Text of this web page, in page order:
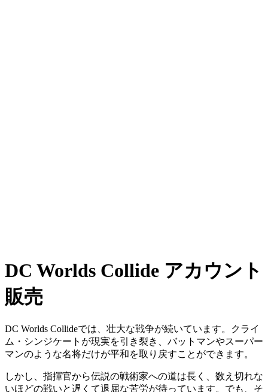
DC Worlds Collide アカウント
販売
DC Worlds Collideでは、壮大な戦争が続いています。クライ
ム・シンジケートが現実を引き裂き、バットマンやスーパー
マンのような名将だけが平和を取り戻すことができます。
しかし、指揮官から伝説の戦術家への道は長く、数え切れな
いほどの戦いと遅くて退屈な苦労が待っています。でも、そ